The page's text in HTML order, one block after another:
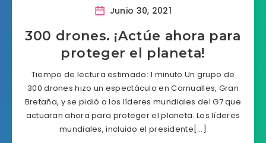
Junio 30, 2021
300 drones. ¡Actúe ahora para
proteger el planeta!
Tiempo de lectura estimado: 1 minuto Un grupo de
300 drones hizo un espectáculo en Cornualles, Gran
Bretaña, y se pidió a los líderes mundiales del G7 que
actuaran ahora para proteger el planeta. Los líderes
mundiales, incluido el presidente[…]